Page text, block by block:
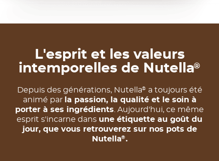
L'esprit et les valeurs
intemporelles de Nutella®
Depuis des générations, Nutella®
a toujours été
animé par la passion, la qualité et le soin à
porter à ses ingrédients . Aujourd'hui, ce même
esprit s'incarne dans une étiquette au goût du
jour, que vous retrouverez sur nos pots de
Nutella®.